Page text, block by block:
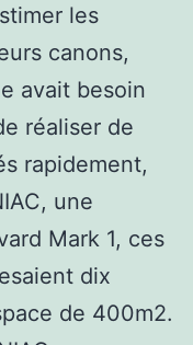
les
canons,
avait besoin
réaliser de
rapidement,
une
Mark 1, ces
dix
de 400m2.